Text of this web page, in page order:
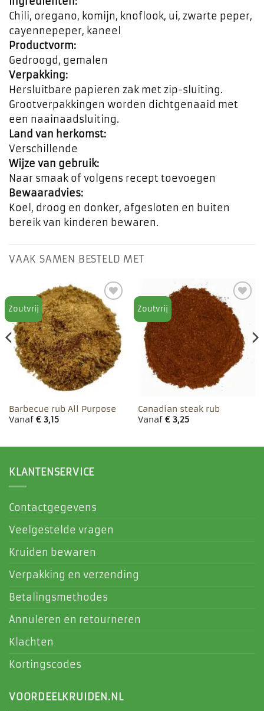
Chili, oregano, komijn, knoflook, ui, zwarte peper,
cayennepeper, kaneel
Productvorm:
Gedroogd, gemalen
Verpakking:
Hersluitbare papieren zak met zip-sluiting.
Grootverpakkingen worden dichtgenaaid met
een naainaadsluiting.
Land van herkomst:
Verschillende
Wijze van gebruik:
Naar smaak of volgens recept toevoegen
Bewaaradvies:
Koel, droog en donker, afgesloten en buiten
bereik van kinderen bewaren.
VAAK SAMEN BESTELD MET
Zoutvrij
Toevoegen
aan
favorieten
Barbecue rub All Purpose
Vanaf €3,15
Zoutvrij
Toevoegen
aan
favorieten
Canadian steak rub
Vanaf €3,25
KLANTENSERVICE
Contactgegevens
Veelgestelde vragen
Kruiden bewaren
Verpakking en verzending
Betalingsmethodes
Annuleren en retourneren
Klachten
Kortingscodes
VOORDEELKRUIDEN.NL